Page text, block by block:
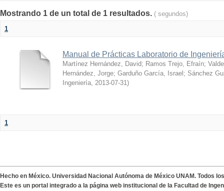
Mostrando 1 de un total de 1 resultados. ( segundos)
1
Manual de Prácticas Laboratorio de
Martínez Hernández, David; Ramos Trejo, Efraín;
Hernández, Jorge; Garduño García, Israel ; Sánchez
Ingeniería, 2013-07-31)
1
Hecho en México. Universidad Nacional Autónoma de México UNAM. Todos
Este es un portal integrado a la página web institucional de la Facultad de